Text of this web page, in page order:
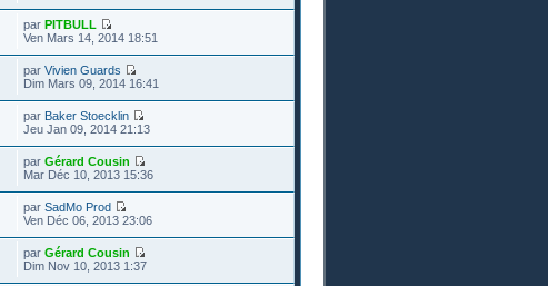
par PITBULL
Ven Mars 14, 2014 18:51
par Vivien Guards
Dim Mars 09, 2014 16:41
par Baker Stoecklin
Jeu Jan 09, 2014 21:13
par Gérard Cousin
Mar Déc 10, 2013 15:36
par SadMo Prod
Ven Déc 06, 2013 23:06
par Gérard Cousin
Dim Nov 10, 2013 1:37